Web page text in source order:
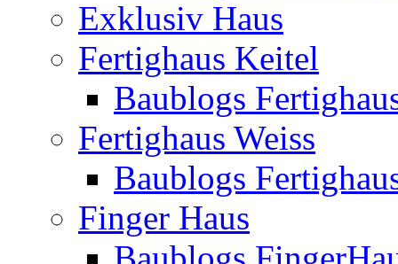
Exklusiv Haus
Fertighaus Keitel
Baublogs
Fertighaus Weiss
Baublogs
Finger Haus